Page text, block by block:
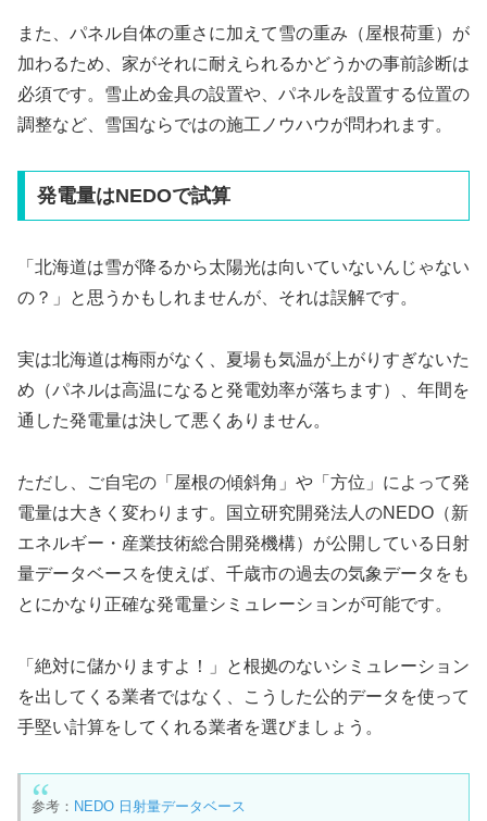
また、パネル自体の重さに加えて雪の重み（屋根荷重）が
加わるため、家がそれに耐えられるかどうかの事前診断は
必須です。雪止め金具の設置や、パネルを設置する位置の
調整など、雪国ならではの施工ノウハウが問われます。
発電量はNEDOで試算
「北海道は雪が降るから太陽光は向いていないんじゃない
の？」と思うかもしれませんが、それは誤解です。
実は北海道は梅雨がなく、夏場も気温が上がりすぎないた
め（パネルは高温になると発電効率が落ちます）、年間を
通した発電量は決して悪くありません。
ただし、ご自宅の「屋根の傾斜角」や「方位」によって発
電量は大きく変わります。国立研究開発法人のNEDO（新
エネルギー・産業技術総合開発機構）が公開している日射
量データベースを使えば、千歳市の過去の気象データをも
とにかなり正確な発電量シミュレーションが可能です。
「絶対に儲かりますよ！」と根拠のないシミュレーション
を出してくる業者ではなく、こうした公的データを使って
手堅い計算をしてくれる業者を選びましょう。
参考： NEDO 日射量データベース